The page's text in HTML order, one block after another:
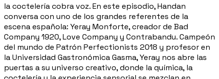
la coctelería cobra voz. En este episodio, Handan
conversa con uno de los grandes referentes de la
escena española: Yeray Monforte, creador de Bad
Company 1920, Love Company y Contrabandu. Campeón
del mundo de Patrón Perfectionists 2018 y profesor en
la Universidad Gastronómica Gasma, Yeray nos abre las
puertas a su universo creativo, donde la química, la